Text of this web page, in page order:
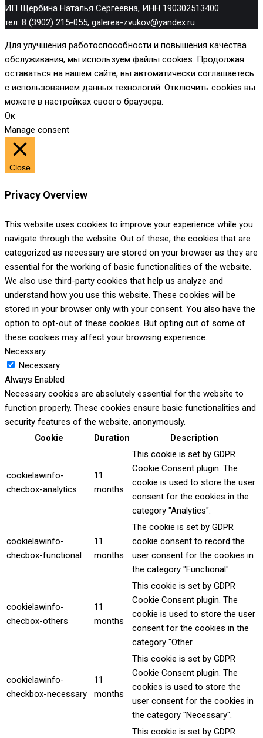
ИП Щербина Наталья Сергеевна, ИНН 190302513400
тел: 8 (3902) 215-055, galerea-zvukov@yandex.ru
Для улучшения работоспособности и повышения качества
обслуживания, мы используем файлы cookies. Продолжая
оставаться на нашем сайте, вы автоматически соглашаетесь
с использованием данных технологий. Отключить cookies вы
можете в настройках своего браузера.
Ок
Manage consent
Close
Privacy Overview
This website uses cookies to improve your experience while you
navigate through the website. Out of these, the cookies that are
categorized as necessary are stored on your browser as they are
essential for the working of basic functionalities of the website.
We also use third-party cookies that help us analyze and
understand how you use this website. These cookies will be
stored in your browser only with your consent. You also have the
option to opt-out of these cookies. But opting out of some of
these cookies may affect your browsing experience.
Necessary
Necessary
Always Enabled
Necessary cookies are absolutely essential for the website to
function properly. These cookies ensure basic functionalities and
security features of the website, anonymously.
Cookie
Duration Description
cookielawinfo-
checbox-analytics
11
months
This cookie is set by GDPR
Cookie Consent plugin. The
cookie is used to store the user
consent for the cookies in the
category "Analytics".
cookielawinfo-
checbox-functional
11
months
The cookie is set by GDPR
cookie consent to record the
user consent for the cookies in
the category "Functional".
cookielawinfo-
checbox-others
11
months
This cookie is set by GDPR
Cookie Consent plugin. The
cookie is used to store the user
consent for the cookies in the
category "Other.
cookielawinfo-
checkbox-necessary
11
months
This cookie is set by GDPR
Cookie Consent plugin. The
cookies is used to store the
user consent for the cookies in
the category "Necessary".
This cookie is set by GDPR